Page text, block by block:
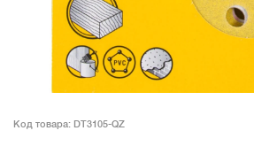
Код товара: DT3105-QZ